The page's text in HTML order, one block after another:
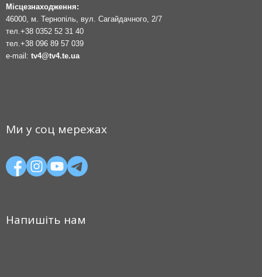
Місцезнаходження:
46000, м. Тернопіль, вул. Сагайдачного, 2/7
тел. +38 0352 52 31 40
тел. +38 096 89 57 039
e-mail: tv4@tv4.te.ua
Ми у соц мережах
Напишіть нам